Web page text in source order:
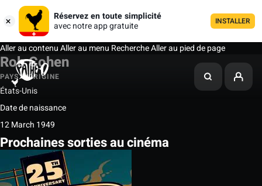
Réservez en toute simplicité
avec notre app gratuite
INSTALLER
Aller au contenuAller au menu RechercheAller au pied de page
Rob Cohen
PAYS D'ORIGINE
États-Unis
Date de naissance
12 March 1949
Prochaines sorties au cinéma